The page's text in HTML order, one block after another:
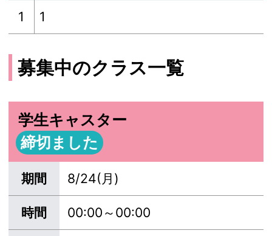
1 1
募集中のクラス一覧
学生キャスター
締切ました
期間 8/24(月)
時間 00:00～00:00